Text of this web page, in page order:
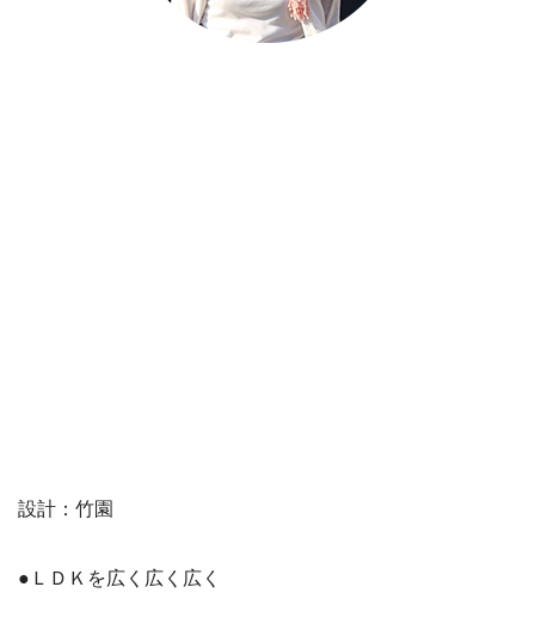
設計：竹園
●ＬＤＫを広く広く広く